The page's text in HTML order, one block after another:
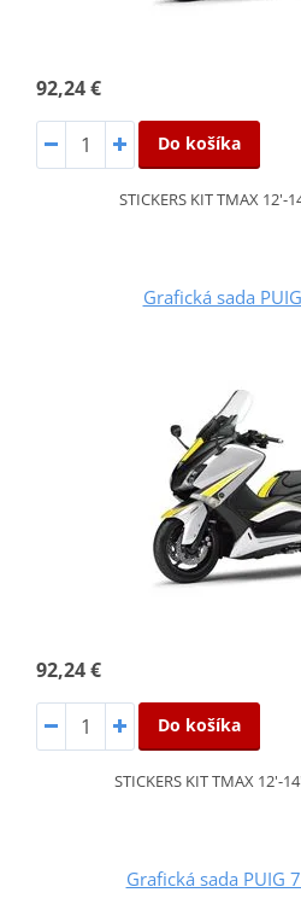
92,24 €
Do košíka
STICKERS KIT TMAX 12'-
Grafická sada
92,24 €
Do košíka
STICKERS KIT TMAX 12'-
Grafická sada PUIG